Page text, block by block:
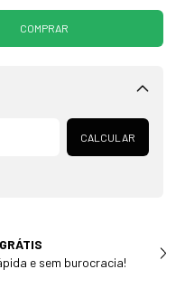
Alterar CEP
CALCULAR